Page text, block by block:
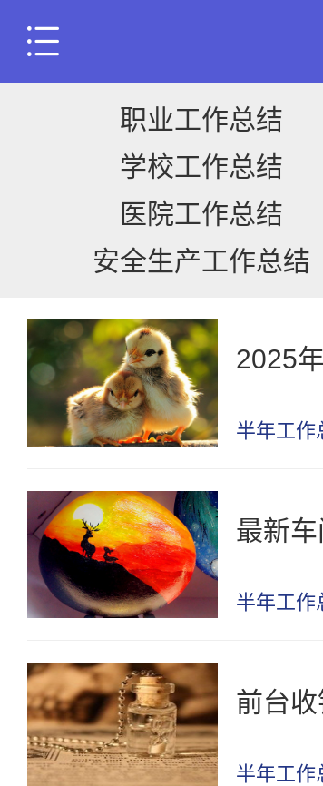
职业工作总结
学校工作总结
医院工作总结
安全生产工作总结
2025
半年工作
最新
半年工作
前台
半年工作